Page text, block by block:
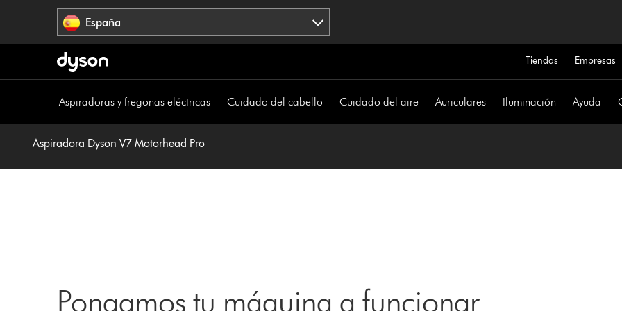
España
Tiendas Empresas
Aspiradoras y fregonas eléctricas Cuidado del cabello Cuidado del aire Auriculares Iluminación Ayuda
Aspiradora Dyson V7 Motorhead Pro
Pongamos tu máquina a funcionar